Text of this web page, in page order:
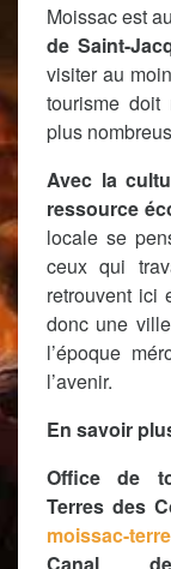
Moissac est
de Saint-
visiter au
tourisme
plus
Avec la
ressource
locale se
ceux qui
retrouvent ici
donc une
l’époque
l’avenir.
En savoir
Office de
Terres des
moissac-